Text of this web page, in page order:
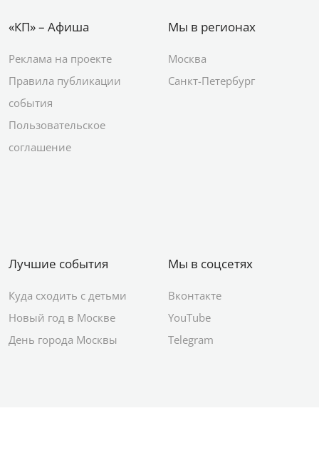
«КП» – Афиша
Реклама на проекте
Правила публикации
события
Пользовательское
соглашение
Мы в регионах
Москва
Санкт-Петербург
Лучшие события
Куда сходить с детьми
Новый год в Москве
День города Москвы
Мы в соцсетях
Вконтакте
YouTube
Telegram